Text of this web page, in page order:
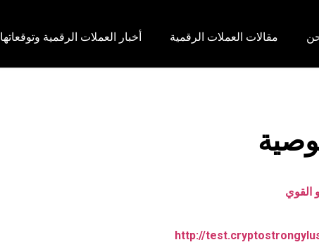
مقالات العملات الرقمية أخبار العملات الرقمية وتوقعاتها
القوي
http://